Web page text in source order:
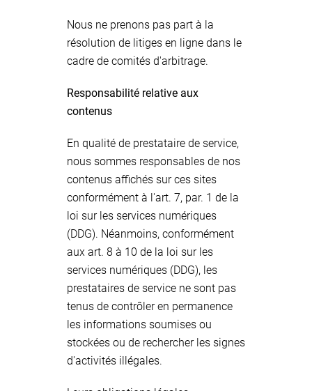
Nous ne prenons pas part à la
résolution de litiges en ligne dans le
cadre de comités d'arbitrage.
Responsabilité relative aux
contenus
En qualité de prestataire de service,
nous sommes responsables de nos
contenus affichés sur ces sites
conformément à l'art. 7, par. 1 de la
loi sur les services numériques
(DDG). Néanmoins, conformément
aux art. 8 à 10 de la loi sur les
services numériques (DDG), les
prestataires de service ne sont pas
tenus de contrôler en permanence
les informations soumises ou
stockées ou de rechercher les signes
d'activités illégales.